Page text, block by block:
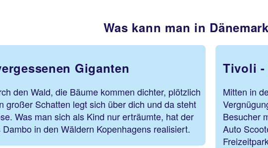
Was kann man in
Giganten
den Wald, die Bäume kommen dichter, plötzlich
großer Schatten legt sich über dich und da steht
Was man sich als Kind nur erträumte, hat der
in den Wäldern Kopenhagens realisiert.
Tivoli -
Mitten in
Besucher
Auto